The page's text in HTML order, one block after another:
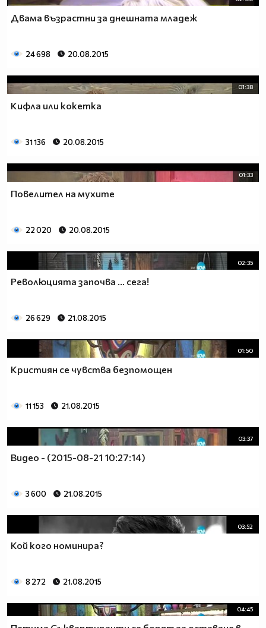
Двама възрастни за днешната младеж
24 698 20.08.2015
01:38
Кифла или кокетка
31 136 20.08.2015
01:33
Повелител на мухите
22 020 20.08.2015
02:35
Революцията започва ... сега!
26 629 21.08.2015
01:50
Кристиян се чувства безпомощен
11 153 21.08.2015
03:37
Видео - (2015-08-21 10:27:14)
3 600 21.08.2015
03:52
Кой кого номинира?
8 272 21.08.2015
04:45